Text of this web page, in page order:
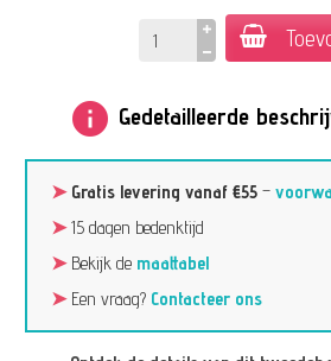
info Gedetailleerde
➤ Gratis levering vanaf €55 –
➤15 dagen bedenktijd
➤Bekijk de maattabel
➤Een vraag? Contacteer ons